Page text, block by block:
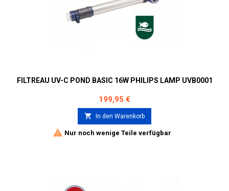
FILTREAU UV-C POND BASIC 16W PHILIPS LAMP UVB0001
Preis
199,95 €
 In den Warenkorb
 Nur noch wenige Teile verfügbar